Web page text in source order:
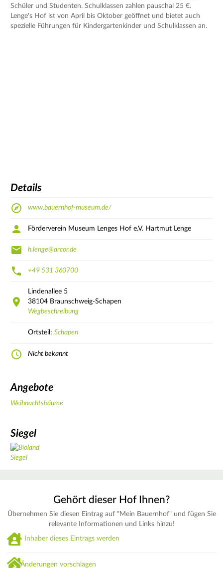
Schüler und Studenten. Schulklassen zahlen pauschal 25 €.
Lenge's Hof ist von April bis Oktober geöffnet und bietet auch
spezielle Führungen für Kindergartenkinder und Schulklassen an.
Details
www.bauernhof-museum.de/
Förderverein Museum Lenges Hof e.V. Hartmut Lenge
h.lenge@arcor.de
+49 531 360700
Lindenallee 5
38104 Braunschweig-Schapen
Wegbeschreibung
Ortsteil: Schapen
Nicht bekannt
Angebote
Weihnachtsbäume
Siegel
Gehört dieser Hof Ihnen?
Übernehmen Sie diesen Eintrag auf "Mein Bauernhof" und fügen Sie
relevante Informationen und Links hinzu!
Inhaber dieses Eintrags werden
Änderungen vorschlagen